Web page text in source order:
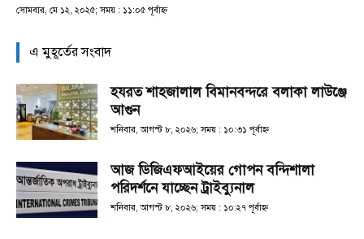
সোমবার, মে ১২, ২০২৫; সময় : ১১:০৫ পূর্বাহ্ণ
এ মুহূর্তের সংবাদ
হযরত শাহজালাল বিমানবন্দরে বলাকা লাউঞ্জে
আগুন
শনিবার, আগস্ট ৮, ২০২৬; সময় : ১০:৩১ পূর্বাহ্ণ
আজ ডিজিএফআইয়ের গোপন বন্দিশালা
পরিদর্শনে যাচ্ছেন ট্রাইব্যুনাল
শনিবার, আগস্ট ৮, ২০২৬; সময় : ১০:২৭ পূর্বাহ্ণ